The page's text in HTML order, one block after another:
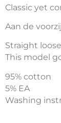
Classic yet
Aan de
Straight
This model
95% cotton
5% EA
Washing